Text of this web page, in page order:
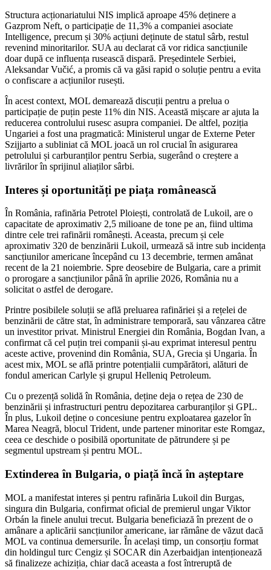
Structura acționariatului NIS implică aproape 45% deținere a
Gazprom Neft, o participație de 11,3% a companiei asociate
Intelligence, precum și 30% acțiuni deținute de statul sârb, restul
revenind minoritarilor. SUA au declarat că vor ridica sancțiunile
doar după ce influența rusească dispară. Președintele Serbiei,
Aleksandar Vučić, a promis că va găsi rapid o soluție pentru a evita
o confiscare a acțiunilor rusești.
În acest context, MOL demarează discuții pentru a prelua o
participație de puțin peste 11% din NIS. Această mișcare ar ajuta la
reducerea controlului rusesc asupra companiei. De altfel, poziția
Ungariei a fost una pragmatică: Ministerul ungar de Externe Peter
Szijjarto a subliniat că MOL joacă un rol crucial în asigurarea
petrolului și carburanților pentru Serbia, sugerând o creștere a
livrărilor în sprijinul aliaților sârbi.
Interes și oportunități pe piața românească
În România, rafinăria Petrotel Ploiești, controlată de Lukoil, are o
capacitate de aproximativ 2,5 milioane de tone pe an, fiind ultima
dintre cele trei rafinării românești. Aceasta, precum și cele
aproximativ 320 de benzinării Lukoil, urmează să intre sub incidența
sancțiunilor americane începând cu 13 decembrie, termen amânat
recent de la 21 noiembrie. Spre deosebire de Bulgaria, care a primit
o prorogare a sancțiunilor până în aprilie 2026, România nu a
solicitat o astfel de derogare.
Printre posibilele soluții se află preluarea rafinăriei și a rețelei de
benzinării de către stat, în administrare temporară, sau vânzarea către
un investitor privat. Ministrul Energiei din România, Bogdan Ivan, a
confirmat că cel puțin trei companii și-au exprimat interesul pentru
aceste active, provenind din România, SUA, Grecia și Ungaria. În
acest mix, MOL se află printre potențialii cumpărători, alături de
fondul american Carlyle și grupul Helleniq Petroleum.
Cu o prezență solidă în România, deține deja o rețea de 230 de
benzinării și infrastructuri pentru depozitarea carburanților și GPL.
În plus, Lukoil deține o concesiune pentru exploatarea gazelor în
Marea Neagră, blocul Trident, unde partener minoritar este Romgaz,
ceea ce deschide o posibilă oportunitate de pătrundere și pe
segmentul upstream și pentru MOL.
Extinderea în Bulgaria, o piață încă în așteptare
MOL a manifestat interes și pentru rafinăria Lukoil din Burgas,
singura din Bulgaria, confirmat oficial de premierul ungar Viktor
Orbán la finele anului trecut. Bulgaria beneficiază în prezent de o
amânare a aplicării sancțiunilor americane, iar rămâne de văzut dacă
MOL va continua demersurile. În același timp, un consorțiu format
din holdingul turc Cengiz și SOCAR din Azerbaidjan intenționează
să finalizeze achiziția, chiar dacă aceasta a fost întreruptă de